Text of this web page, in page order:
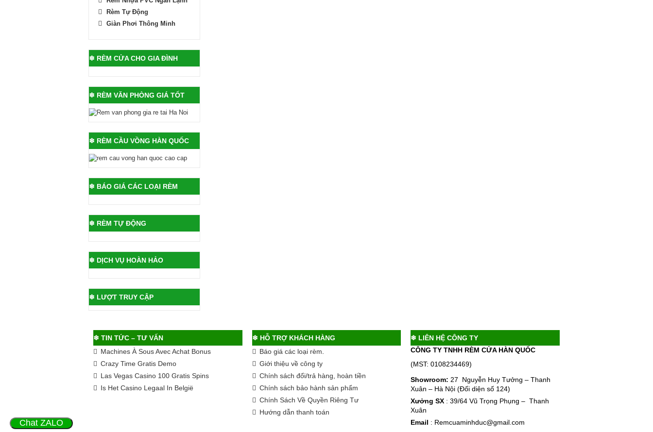
Rèm Tự Động
Giàn Phơi Thông Minh
❄ RÈM CỬA CHO GIA ĐÌNH
❄ RÈM VĂN PHÒNG GIÁ TỐT
❄ RÈM CẦU VỒNG HÀN QUỐC
❄ BÁO GIÁ CÁC LOẠI RÈM
❄ RÈM TỰ ĐỘNG
❄ DỊCH VỤ HOÀN HẢO
❄ LƯỢT TRUY CẬP
❄ TIN TỨC – TƯ VẤN
Machines À Sous Avec Achat Bonus
Crazy Time Gratis Demo
Las Vegas Casino 100 Gratis Spins
Is Het Casino Legaal In België
❄ HỖ TRỢ KHÁCH HÀNG
Báo giá các loại rèm
Giới thiệu về công ty
Chính sách đổi/trả hàng, hoàn tiền
Chính sách bảo hành sản phẩm
Chính Sách Về Quyền Riêng Tư
Hướng dẫn thanh toán
❄ LIÊN HỆ CÔNG TY
CÔNG TY TNHH RÈM CỬA HÀN QUỐC
(MST: 0108234469)
Showroom: 27 Nguyễn Huy Tưởng – Thanh
Xuân – Hà Nội (Đối diện số 124)
Xưởng SX : 39/64 Vũ Trọng Phụng – Thanh
Xuân
Email : Remcuaminhduc@gmail.com
Chat ZALO